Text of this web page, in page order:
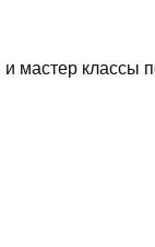
и мастер классы